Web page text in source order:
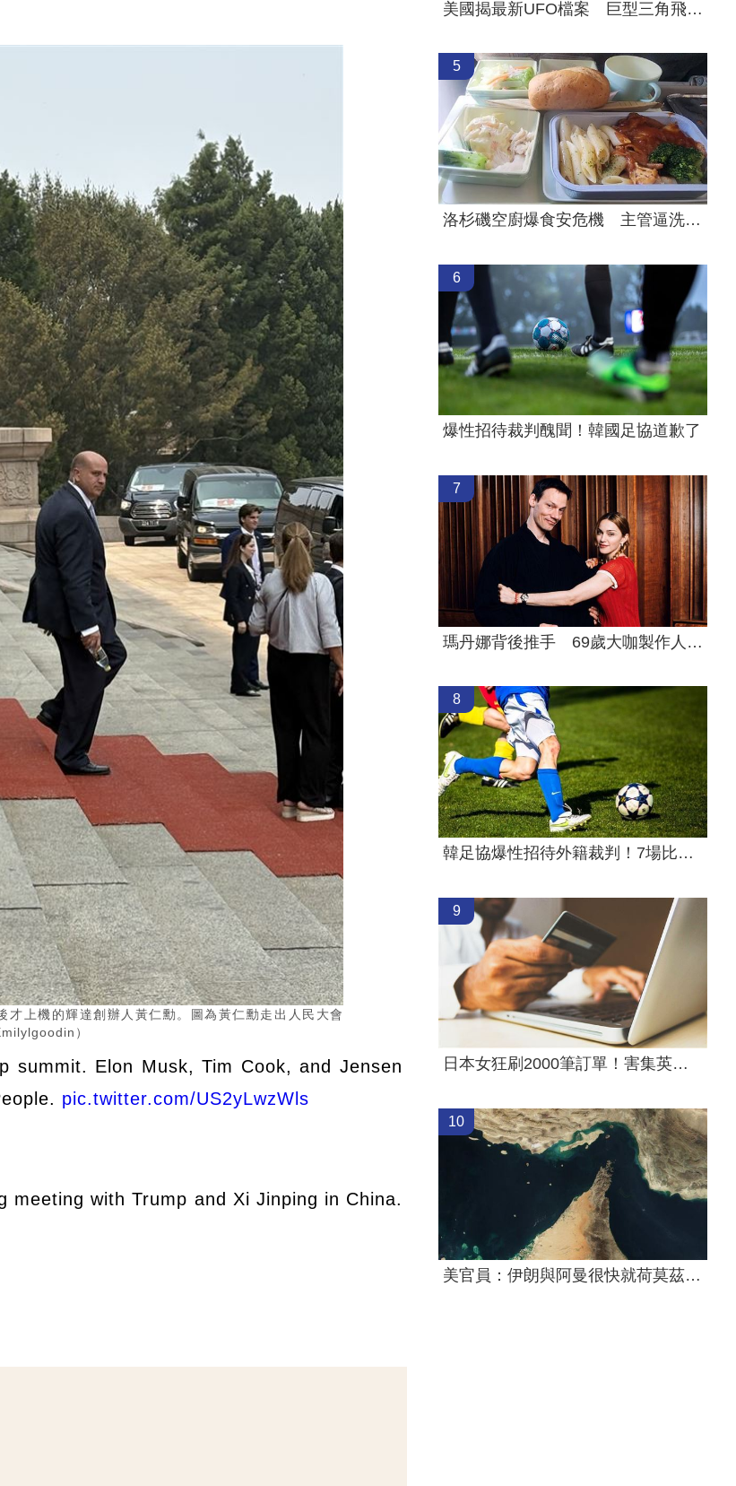
上機的輝達創辦人黃仁勳。圖為黃仁勳走出人民大會
）
summit. Elon Musk, Tim Cook, and Jensen
pic.twitter.com/US2yLwzWls
meeting with Trump and Xi Jinping in China.
美國揭最新UFO檔案 巨型三角飛行物曝光
5
洛杉磯空廚爆食安危機 主管逼洗蛆蟲餐具
6
爆性招待裁判醜聞！韓國足協道歉了
7
瑪丹娜背後推手 69歲大咖製作人家中離世
8
韓足協爆性招待外籍裁判！7場比賽5勝2和
9
日本女狂刷2000筆訂單！害集英社慘損43億
10
美官員：伊朗與阿曼很快就荷莫茲達成協議